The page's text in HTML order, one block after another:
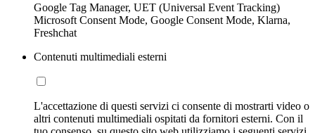
Google Tag Manager, UET (Universal Event Tracking)
Microsoft Consent Mode, Google Consent Mode, Klarna,
Freshchat
Contenuti multimediali esterni
L'accettazione di questi servizi ci consente di mostrarti video o
altri contenuti multimediali ospitati da fornitori esterni. Con il